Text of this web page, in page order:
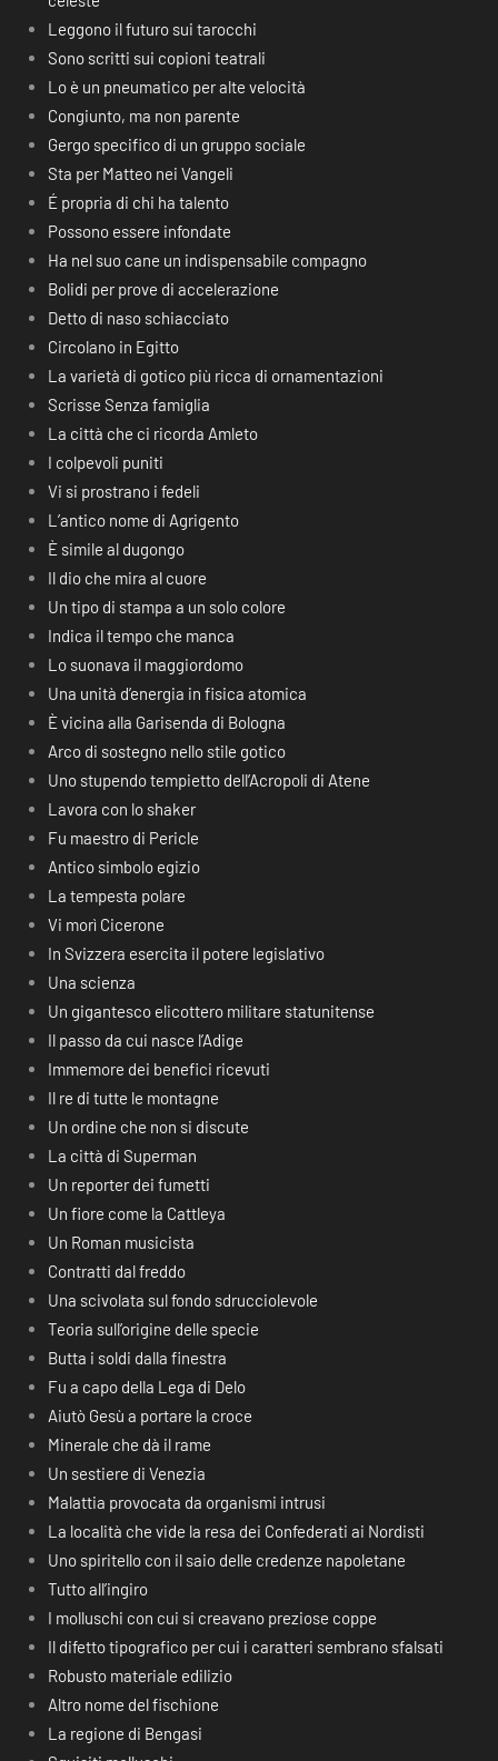
Leggono il futuro sui tarocchi
Sono scritti sui copioni teatrali
Lo è un pneumatico per alte velocità
Congiunto, ma non parente
Gergo specifico di un gruppo sociale
Sta per Matteo nei Vangeli
É propria di chi ha talento
Possono essere infondate
Ha nel suo cane un indispensabile compagno
Bolidi per prove di accelerazione
Detto di naso schiacciato
Circolano in Egitto
La varietà di gotico più ricca di ornamentazioni
Scrisse Senza famiglia
La città che ci ricorda Amleto
I colpevoli puniti
Vi si prostrano i fedeli
L’antico nome di Agrigento
È simile al dugongo
Il dio che mira al cuore
Un tipo di stampa a un solo colore
Indica il tempo che manca
Lo suonava il maggiordomo
Una unità d’energia in fisica atomica
È vicina alla Garisenda di Bologna
Arco di sostegno nello stile gotico
Uno stupendo tempietto dell’Acropoli di Atene
Lavora con lo shaker
Fu maestro di Pericle
Antico simbolo egizio
La tempesta polare
Vi morì Cicerone
In Svizzera esercita il potere legislativo
Una scienza
Un gigantesco elicottero militare statunitense
Il passo da cui nasce l’Adige
Immemore dei benefici ricevuti
Il re di tutte le montagne
Un ordine che non si discute
La città di Superman
Un reporter dei fumetti
Un fiore come la Cattleya
Un Roman musicista
Contratti dal freddo
Una scivolata sul fondo sdrucciolevole
Teoria sull’origine delle specie
Butta i soldi dalla finestra
Fu a capo della Lega di Delo
Aiutò Gesù a portare la croce
Minerale che dà il rame
Un sestiere di Venezia
Malattia provocata da organismi intrusi
La località che vide la resa dei Confederati ai Nordisti
Uno spiritello con il saio delle credenze napoletane
Tutto all’ingiro
I molluschi con cui si creavano preziose coppe
Il difetto tipografico per cui i caratteri sembrano sfalsati
Robusto materiale edilizio
Altro nome del fischione
La regione di Bengasi